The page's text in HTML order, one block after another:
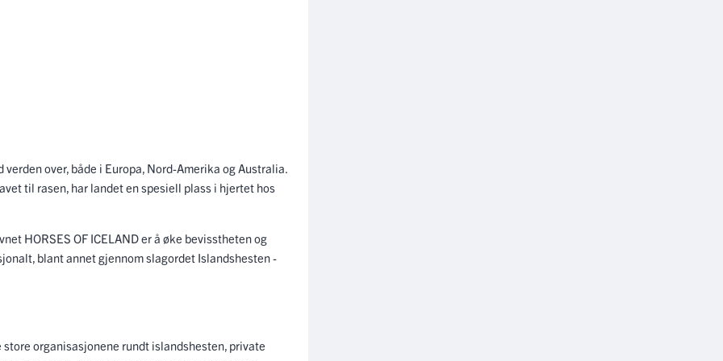
over, både i Europa, Nord-Amerika og Australia.
til rasen, har landet en spesiell plass i hjertet hos
HORSES OF ICELAND er å øke bevisstheten og
blant annet gjennom slagordet Islandshesten -
organisasjonene rundt islandshesten, private